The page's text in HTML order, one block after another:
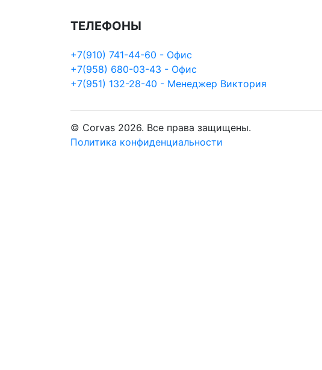
ТЕЛЕФОНЫ
+7(910) 741-44-60 - Офис
+7(958) 680-03-43 - Офис
+7(951) 132-28-40 - Менеджер Виктория
© Corvas 2026. Все права защищены.
Политика конфиденциальности